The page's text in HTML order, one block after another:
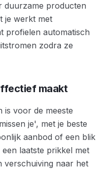
duurzame producten
je werkt met
profielen automatisch
zodra ze
maakt
is voor de meeste
je', met je beste
aanbod of een blik
laatste prikkel met
verschuiving naar het